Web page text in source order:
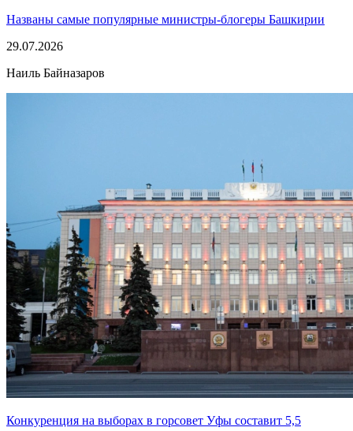
Названы самые популярные министры-блогеры Башкирии
29.07.2026
Наиль Байназаров
Конкуренция на выборах в горсовет Уфы составит 5,5